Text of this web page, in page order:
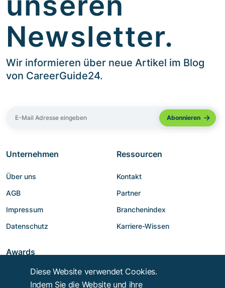
Newsletter.
Wir informieren über neue Artikel im Blog
von CareerGuide24.
Unternehmen
Über uns
AGB
Impressum
Datenschutz
Ressourcen
Kontakt
Partner
Branchenindex
Karriere-Wissen
Awards
Diese Website verwendet Cookies.
Indem Sie die Website und ihre